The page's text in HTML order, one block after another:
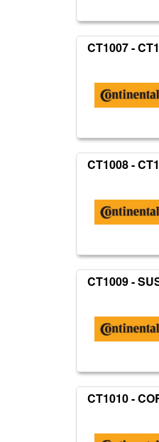
CT1007 -
CT1008 -
CT1009 -
CT1010 -